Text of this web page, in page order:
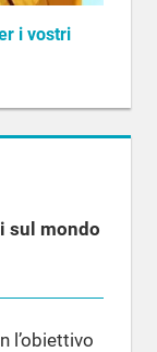
i vostri
sul mondo
l’obiettivo